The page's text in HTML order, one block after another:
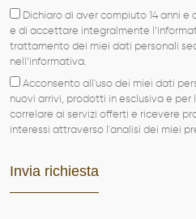
Dichiaro di aver compiuto 14 anni
e di accettare integralmente
trattamento dei miei dati personali
nell’informativa.
Acconsento all'uso dei miei dati
nuovi arrivi, prodotti in esclusiva e
correlare ai servizi offerti e ricevere
interessi attraverso l'analisi dei miei